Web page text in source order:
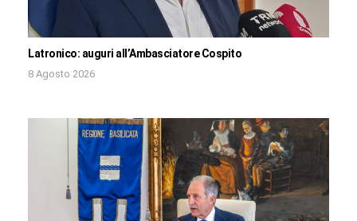
Latronico: auguri all’Ambasciatore Cospito
8 Agosto 2026